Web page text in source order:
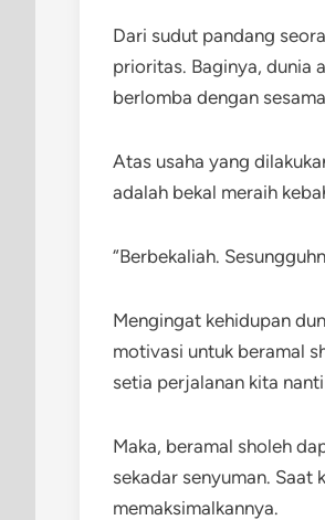
Dari sudut pandang
prioritas. Baginya, dunia
berlomba dengan
Atas usaha yang
adalah bekal meraih
“Berbekaliah.
Mengingat kehidupan
motivasi untuk beramal
setia perjalanan kita
Maka, beramal sholeh
sekadar senyuman. Saat
memaksimalkannya.